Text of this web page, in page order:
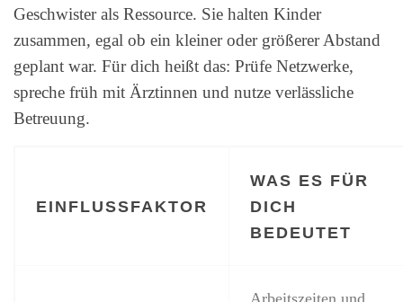
Geschwister als Ressource. Sie halten Kinder
zusammen, egal ob ein kleiner oder größerer Abstand
geplant war. Für dich heißt das: Prüfe Netzwerke,
spreche früh mit Ärztinnen und nutze verlässliche
Betreuung.
EINFLUSSFAKTOR
WAS ES FÜR
DICH
BEDEUTET